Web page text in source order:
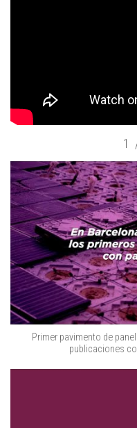
1
Primer pavimento de
publicaciones